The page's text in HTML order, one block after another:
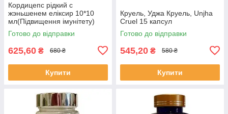
Кордицепс рідкий с
жэньшенем еліксир 10*10
мл(Підвищення імунітету)
Готово до відправки
625,60 ₴ 680 ₴
Купити
Круель, Уджа Круель, Unjha
Cruel 15 капсул
Готово до відправки
545,20 ₴ 580 ₴
Купити